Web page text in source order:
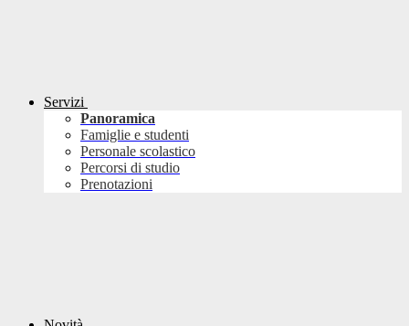
Servizi
Panoramica
Famiglie e studenti
Personale scolastico
Percorsi di studio
Prenotazioni